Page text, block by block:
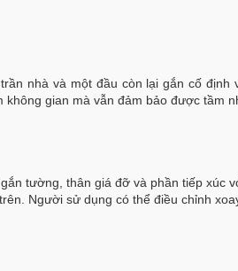
nhà và một đầu còn lại gắn cố
gian mà vẫn đảm bảo được tầm
tường, thân giá đỡ và phần tiếp xúc
Người sử dụng có thể điều chỉnh